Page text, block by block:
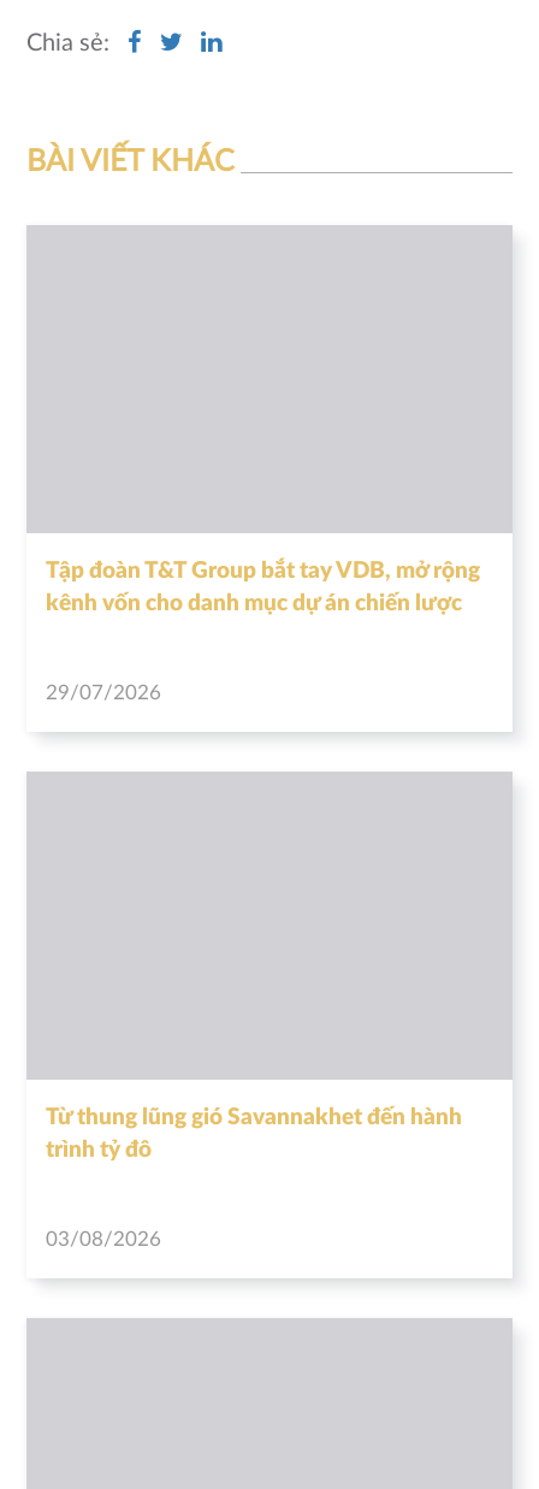
Chia sẻ:
BÀI VIẾT KHÁC
Tập đoàn T&T Group bắt tay VDB, mở rộng
kênh vốn cho danh mục dự án chiến lược
29/07/2026
Từ thung lũng gió Savannakhet đến hành
trình tỷ đô
03/08/2026